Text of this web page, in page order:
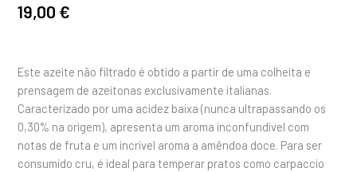
19,00 €
Este azeite não filtrado é obtido a partir de uma colheita e
prensagem de azeitonas exclusivamente italianas.
Caracterizado por uma acidez baixa (nunca ultrapassando os
0,30% na origem), apresenta um aroma inconfundível com
notas de fruta e um incrível aroma a amêndoa doce. Para ser
consumido cru, é ideal para temperar pratos como carpaccio